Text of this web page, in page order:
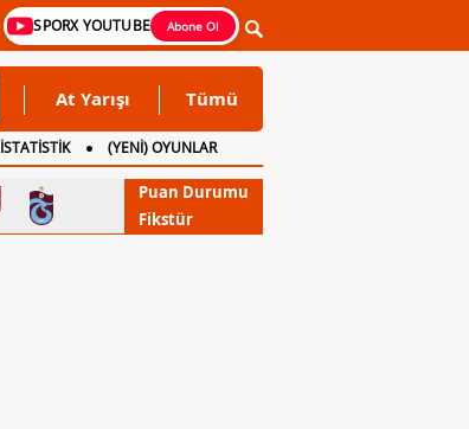
SPORX YOUTUBE Abone Ol
At Yarışı Tümü
İSTATİSTİK
(YENİ) OYUNLAR
Puan Durumu
Fikstür